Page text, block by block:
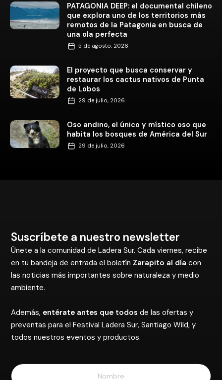
PATAGONIA DEEP: el documental chileno
que explora uno de los territorios más
remotos de la Patagonia en busca de
una ola perfecta
5 de agosto, 2026
El proyecto que busca conservar y
restaurar los cactus nativos de Punta
de Lobos
29 de julio, 2026
Oso andino, el único y místico oso que
habita los bosques de América del Sur
29 de julio, 2026
Suscríbete a nuestro newsletter
Únete a la comunidad de Ladera Sur. Cada viernes, recibe
en tu bandeja de entrada el boletín Zarapito al día con
las noticias más importantes sobre naturaleza y medio
ambiente.
Además, entérate antes que todos de las ofertas y
preventas para el Festival Ladera Sur, Santiago Wild, y
todos nuestros eventos y productos.